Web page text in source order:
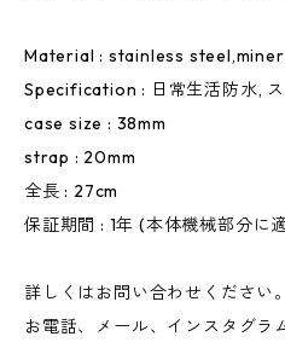
Material : stainless
Specification : 日常生活防水,
case size : 38mm
strap : 20mm
全長 : 27cm
保証期間 : 1年 (本体機械部分に
詳しくはお問い合わせください。
お電話、メール、インスタグラ